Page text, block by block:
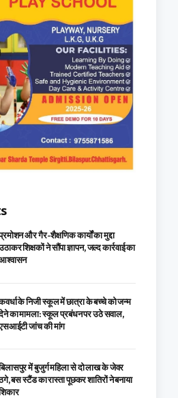
और गैर-शैक्षणिक कार्यों का मुद्दा
शिक्षकों ने सौंपा ज्ञापन, जल्द कार्रवाई का
के निजी स्कूल में छात्रा के बच्चे को जन्म
का मामला: स्कूल प्रबंधन पर उठे सवाल,
जांच की मांग
में बुजुर्ग महिला से दो लाख के जेवर
बस स्टैंड का रास्ता पूछकर शातिरों ने बनाया